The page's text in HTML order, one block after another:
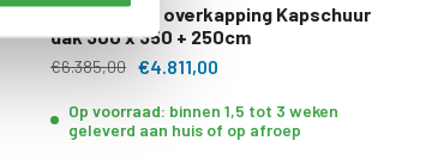
Blokhut met overkapping Kapschuur
dak 300 x 350 + 250cm
€6.385,00 €4.811,00
Op voorraad: binnen 1,5 tot 3 weken
geleverd aan huis of op afroep